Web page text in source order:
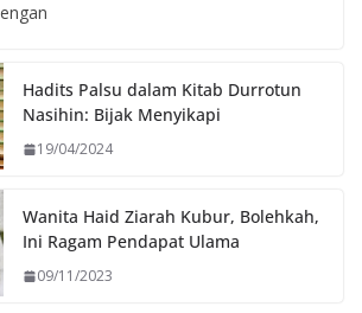
Hadits Palsu dalam Kitab Durrotun
Nasihin: Bijak Menyikapi
19/04/2024
Wanita Haid Ziarah Kubur, Bolehkah,
Ini Ragam Pendapat Ulama
09/11/2023